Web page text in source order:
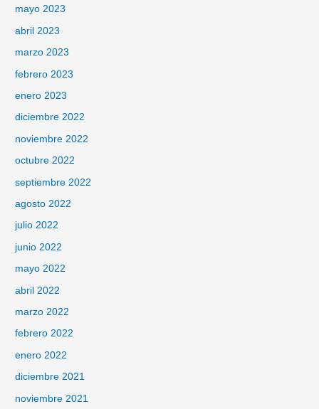
mayo 2023
abril 2023
marzo 2023
febrero 2023
enero 2023
diciembre 2022
noviembre 2022
octubre 2022
septiembre 2022
agosto 2022
julio 2022
junio 2022
mayo 2022
abril 2022
marzo 2022
febrero 2022
enero 2022
diciembre 2021
noviembre 2021